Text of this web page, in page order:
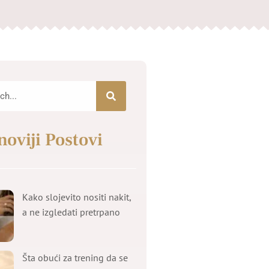
Postovi
Kako slojevito nositi nakit,
a ne izgledati pretrpano
Šta obući za trening da se